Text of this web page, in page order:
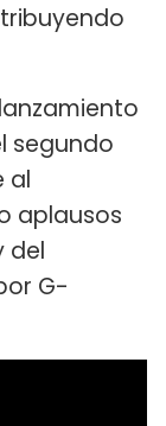
segundo
al
aplausos
del
G-